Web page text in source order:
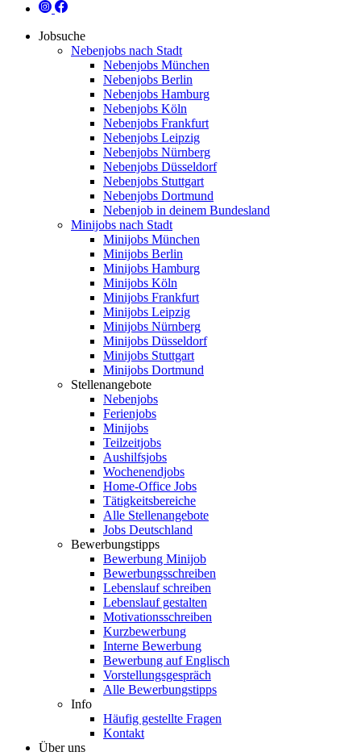
Jobsuche
Nebenjobs nach Stadt
Nebenjobs München
Nebenjobs Berlin
Nebenjobs Hamburg
Nebenjobs Köln
Nebenjobs Frankfurt
Nebenjobs Leipzig
Nebenjobs Nürnberg
Nebenjobs Düsseldorf
Nebenjobs Stuttgart
Nebenjobs Dortmund
Nebenjob in deinem Bundesland
Minijobs nach Stadt
Minijobs München
Minijobs Berlin
Minijobs Hamburg
Minijobs Köln
Minijobs Frankfurt
Minijobs Leipzig
Minijobs Nürnberg
Minijobs Düsseldorf
Minijobs Stuttgart
Minijobs Dortmund
Stellenangebote
Nebenjobs
Ferienjobs
Minijobs
Teilzeitjobs
Aushilfsjobs
Wochenendjobs
Home-Office Jobs
Tätigkeitsbereiche
Alle Stellenangebote
Jobs Deutschland
Bewerbungstipps
Bewerbung Minijob
Bewerbungsschreiben
Lebenslauf schreiben
Lebenslauf gestalten
Motivationsschreiben
Kurzbewerbung
Interne Bewerbung
Bewerbung auf Englisch
Vorstellungsgespräch
Alle Bewerbungstipps
Info
Häufig gestellte Fragen
Kontakt
Über uns